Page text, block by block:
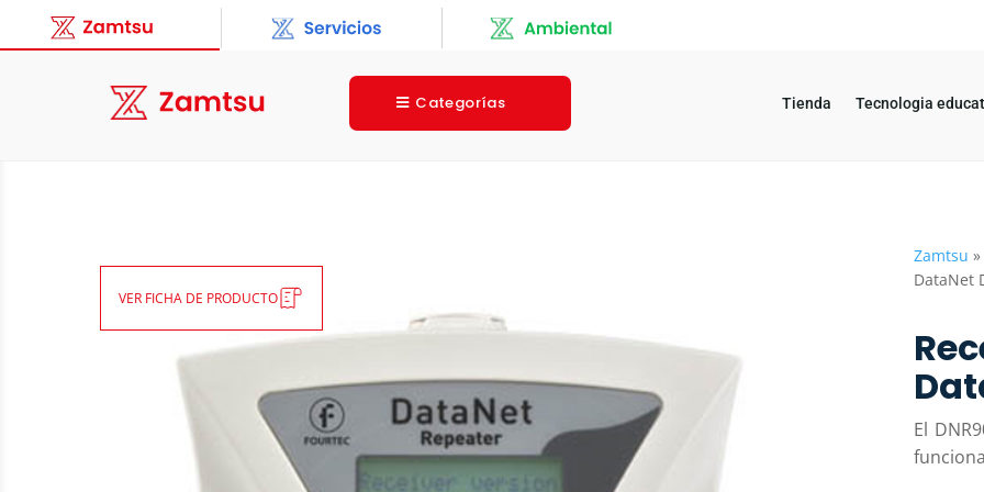
Categorías Tienda Tecnologia
VER FICHA DE PRODUCTO
Zamtsu »
DataNet
El